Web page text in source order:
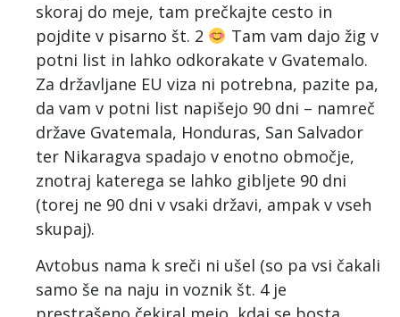
skoraj do meje, tam prečkajte cesto in
pojdite v pisarno št. 2
Tam vam dajo žig v
potni list in lahko odkorakate v Gvatemalo.
Za državljane EU viza ni potrebna, pazite pa,
da vam v potni list napišejo 90 dni – namreč
države Gvatemala, Honduras, San Salvador
ter Nikaragva spadajo v enotno območje,
znotraj katerega se lahko gibljete 90 dni
(torej ne 90 dni v vsaki državi, ampak v vseh
skupaj).
Avtobus nama k sreči ni ušel (so pa vsi čakali
samo še na naju in voznik št. 4 je